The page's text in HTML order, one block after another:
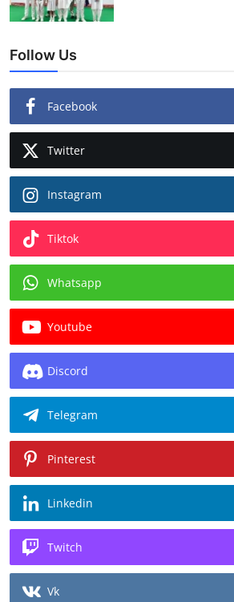
Follow Us
Facebook
Twitter
Instagram
Tiktok
Whatsapp
Youtube
Discord
Telegram
Pinterest
Linkedin
Twitch
Vk